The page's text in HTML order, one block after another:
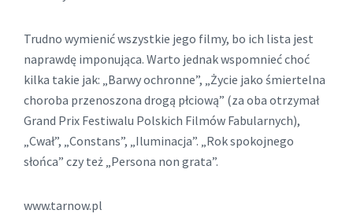
Trudno wymienić wszystkie jego filmy, bo ich lista jest
naprawdę imponująca. Warto jednak wspomnieć choć
kilka takie jak: „Barwy ochronne”, „Życie jako śmiertelna
choroba przenoszona drogą płciową” (za oba otrzymał
Grand Prix Festiwalu Polskich Filmów Fabularnych),
„Cwał”, „Constans”, „Iluminacja”. „Rok spokojnego
słońca” czy też „Persona non grata”.
www.tarnow.pl